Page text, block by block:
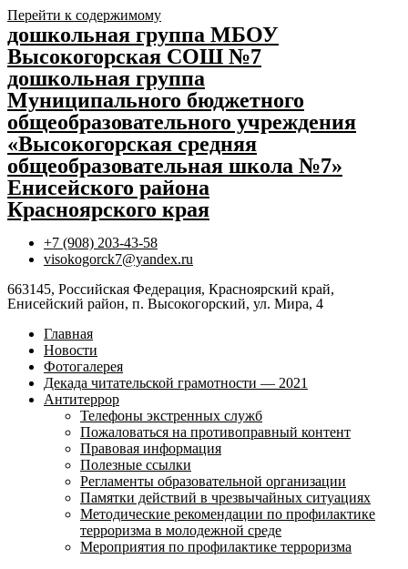
Перейти к содержимому
дошкольная группа МБОУ
Высокогорская СОШ №7
дошкольная группа
Муниципального бюджетного
общеобразовательного учреждения
«Высокогорская средняя
общеобразовательная школа №7»
Енисейского района
Красноярского края
+7 (908) 203-43-58
visokogorck7@yandex.ru
663145, Российская Федерация, Красноярский край,
Енисейский район, п. Высокогорский, ул. Мира, 4
Главная
Новости
Фотогалерея
Декада читательской грамотности — 2021
Антитеррор
Телефоны экстренных служб
Пожаловаться на противоправный контент
Правовая информация
Полезные ссылки
Регламенты образовательной организации
Памятки действий в чрезвычайных ситуациях
Методические рекомендации по профилактике
терроризма в молодежной среде
Мероприятия по профилактике терроризма